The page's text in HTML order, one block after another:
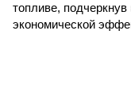
топливе, подчеркнув
экономической